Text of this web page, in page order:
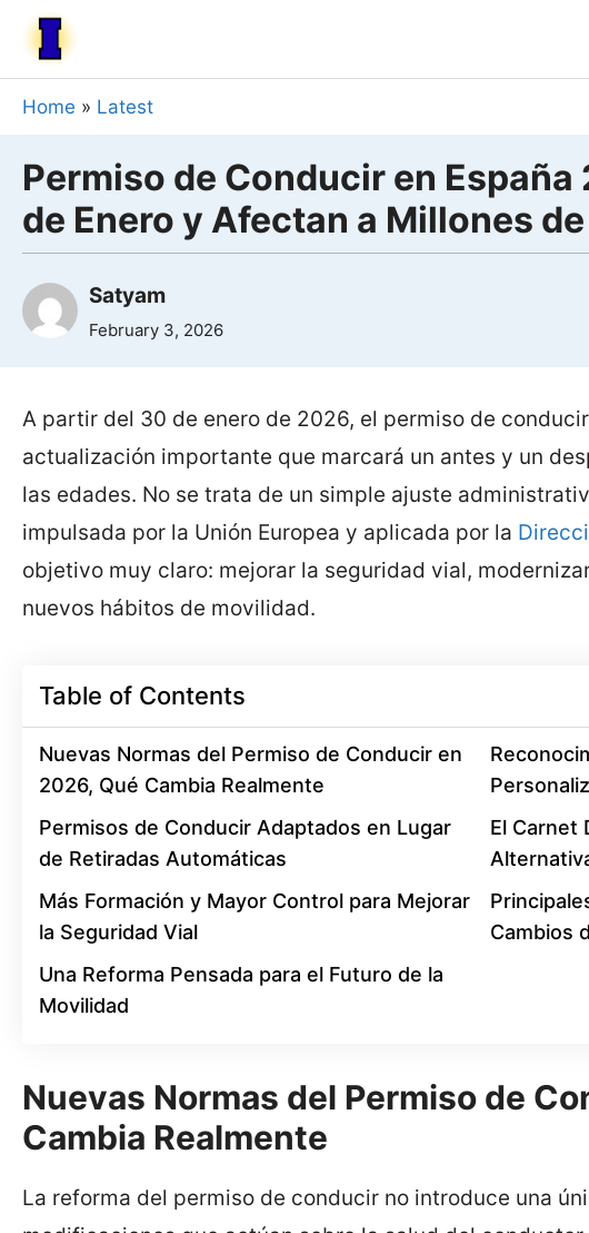
Skip
content
Home » Latest
Permiso de Conducir en
de Enero y Afectan a Millones
Satyam
February 3, 2026
A partir del 30 de enero de 2026, el permiso de
actualización importante que marcará un antes y un
las edades. No se trata de un simple ajuste
impulsada por la Unión Europea y aplicada por la
objetivo muy claro: mejorar la seguridad vial,
nuevos hábitos de movilidad.
Table of Contents
Nuevas Normas del Permiso de Conducir en
2026, Qué Cambia Realmente
Permisos de Conducir Adaptados en Lugar
de Retiradas Automáticas
El Carnet
Más Formación y Mayor Control para Mejorar
la Seguridad Vial
Cambios
Una Reforma Pensada para el Futuro de la
Movilidad
Nuevas Normas del Permiso de
Cambia Realmente
La reforma del permiso de conducir no introduce una